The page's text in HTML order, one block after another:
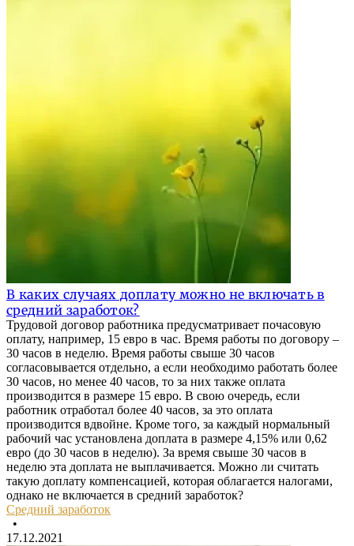
В каких случаях доплату можно не включать в
средний заработок?
Трудовой договор работника предусматривает почасовую
оплату, например, 15 евро в час. Время работы по договору –
30 часов в неделю. Время работы свыше 30 часов
согласовывается отдельно, а если необходимо работать более
30 часов, но менее 40 часов, то за них также оплата
производится в размере 15 евро. В свою очередь, если
работник отработал более 40 часов, за это оплата
производится вдвойне. Кроме того, за каждый нормальный
рабочий час установлена доплата в размере 4,15% или 0,62
евро (до 30 часов в неделю). За время свыше 30 часов в
неделю эта доплата не выплачивается. Можно ли считать
такую доплату компенсацией, которая облагается налогами,
однако не включается в средний заработок?
Средний заработок
•
17.12.2021